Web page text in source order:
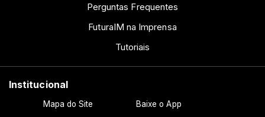
Perguntas Frequentes
FuturaIM na Imprensa
Tutoriais
Institucional
Mapa do Site Baixe o App